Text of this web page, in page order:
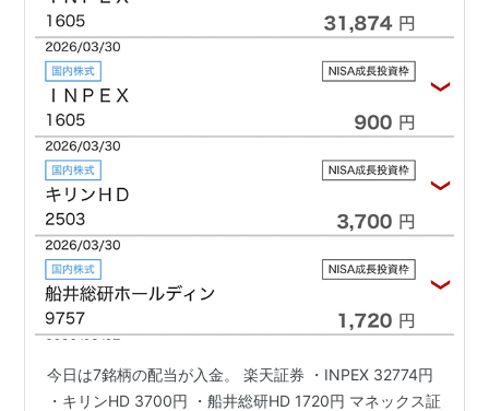
今日は7銘柄の配当が入金。 楽天証券 ・INPEX 32774円
・キリンHD 3700円 ・船井総研HD 1720円 マネックス証